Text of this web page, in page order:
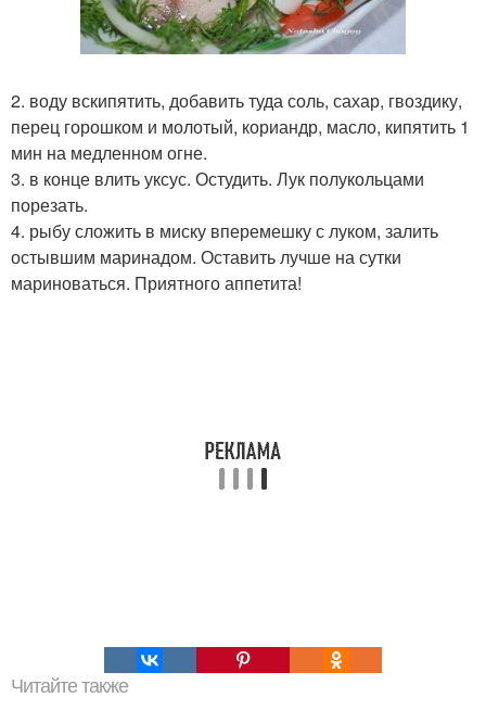
2. воду вскипятить, добавить туда соль, сахар, гвоздику,
перец горошком и молотый, кориандр, масло, кипятить 1
мин на медленном огне.
3. в конце влить уксус. Остудить. Лук полукольцами
порезать.
4. рыбу сложить в миску вперемешку с луком, залить
остывшим маринадом. Оставить лучше на сутки
мариноваться. Приятного аппетита!
Читайте также